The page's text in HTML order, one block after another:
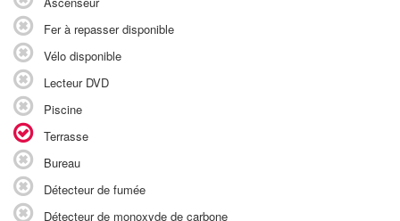
Fer à repasser disponible
Vélo disponible
Lecteur DVD
Piscine
Terrasse
Bureau
Détecteur de fumée
Détecteur de monoxyde de carbone